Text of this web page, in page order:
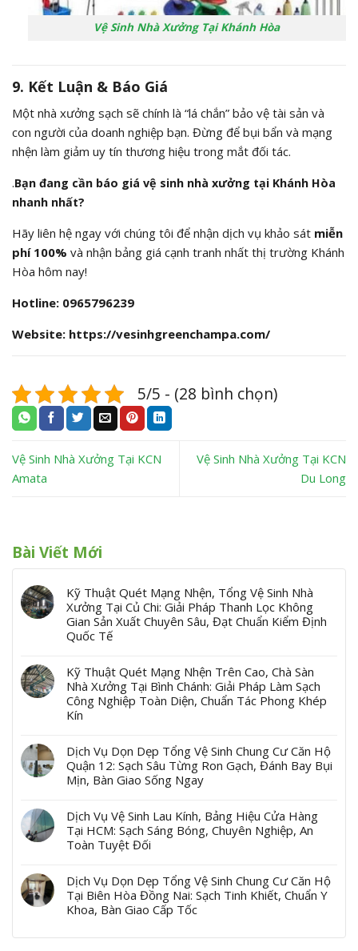
Vệ Sinh Nhà Xưởng Tại Khánh Hòa
9. Kết Luận & Báo Giá
Một nhà xưởng sạch sẽ chính là “lá chắn” bảo vệ tài sản và
con người của doanh nghiệp bạn. Đừng để bụi bẩn và mạng
nhện làm giảm uy tín thương hiệu trong mắt đối tác.
.Bạn đang cần báo giá vệ sinh nhà xưởng tại Khánh Hòa
nhanh nhất?
Hãy liên hệ ngay với chúng tôi để nhận dịch vụ khảo sát miễn
phí 100% và nhận bảng giá cạnh tranh nhất thị trường Khánh
Hòa hôm nay!
Hotline: 0965796239
Website: https://vesinhgreenchampa.com/
5/5 - (28 bình chọn)
Vệ Sinh Nhà Xưởng Tại KCN
Amata
Vệ Sinh Nhà Xưởng Tại KCN
Du Long
Bài Viết Mới
Kỹ Thuật Quét Mạng Nhện, Tổng Vệ Sinh Nhà
Xưởng Tại Củ Chi: Giải Pháp Thanh Lọc Không
Gian Sản Xuất Chuyên Sâu, Đạt Chuẩn Kiểm Định
Quốc Tế
Kỹ Thuật Quét Mạng Nhện Trên Cao, Chà Sàn
Nhà Xưởng Tại Bình Chánh: Giải Pháp Làm Sạch
Công Nghiệp Toàn Diện, Chuẩn Tác Phong Khép
Kín
Dịch Vụ Dọn Dẹp Tổng Vệ Sinh Chung Cư Căn Hộ
Quận 12: Sạch Sâu Từng Ron Gạch, Đánh Bay Bụi
Mịn, Bàn Giao Sống Ngay
Dịch Vụ Vệ Sinh Lau Kính, Bảng Hiệu Cửa Hàng
Tại HCM: Sạch Sáng Bóng, Chuyên Nghiệp, An
Toàn Tuyệt Đối
Dịch Vụ Dọn Dẹp Tổng Vệ Sinh Chung Cư Căn Hộ
Tại Biên Hòa Đồng Nai: Sạch Tinh Khiết, Chuẩn Y
Khoa, Bàn Giao Cấp Tốc